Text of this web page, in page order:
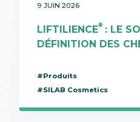
9 JUIN 2026
LIFTILIENCE® : LE
DÉFINITION DES
#Produits
#SILAB Cosmetics